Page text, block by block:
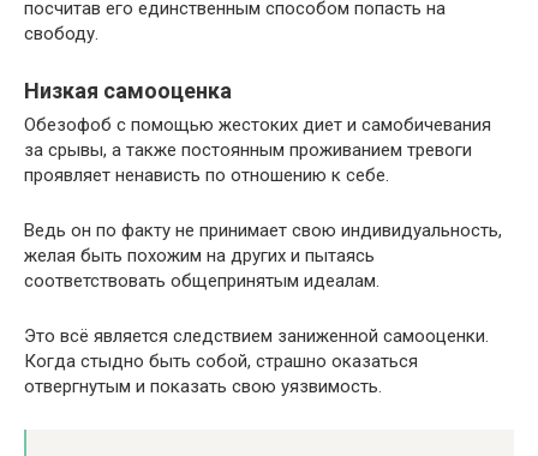
посчитав его единственным способом попасть на
свободу.
Низкая самооценка
Обезофоб с помощью жестоких диет и самобичевания
за срывы, а также постоянным проживанием тревоги
проявляет ненависть по отношению к себе.
Ведь он по факту не принимает свою индивидуальность,
желая быть похожим на других и пытаясь
соответствовать общепринятым идеалам.
Это всё является следствием заниженной самооценки.
Когда стыдно быть собой, страшно оказаться
отвергнутым и показать свою уязвимость.